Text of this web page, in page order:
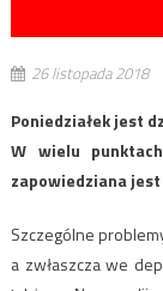
26 listopada 2018
Poniedziałek jest
W wielu
zapowiedziana
Szczególne
a zwłaszcza we